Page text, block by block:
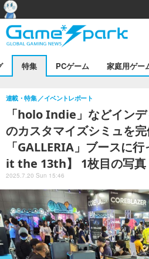
特集 PCゲーム 家庭用ゲー
「holo Indie」などイン
のカスタマイズシミュを
「GALLERIA」ブースに
it the 13th】 1枚目の写真
連載・特集 イベントレポート
2025.7.20 Sun 15:46